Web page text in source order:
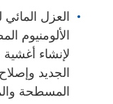
العزل
الألومنيوم
لإنشاء أغشية
الجديد
المسطحة